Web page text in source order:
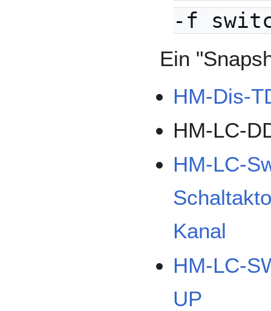
-f
Ein
HM-Dis-
HM-LC-
HM-LC-
Kanal
HM-LC-
UP